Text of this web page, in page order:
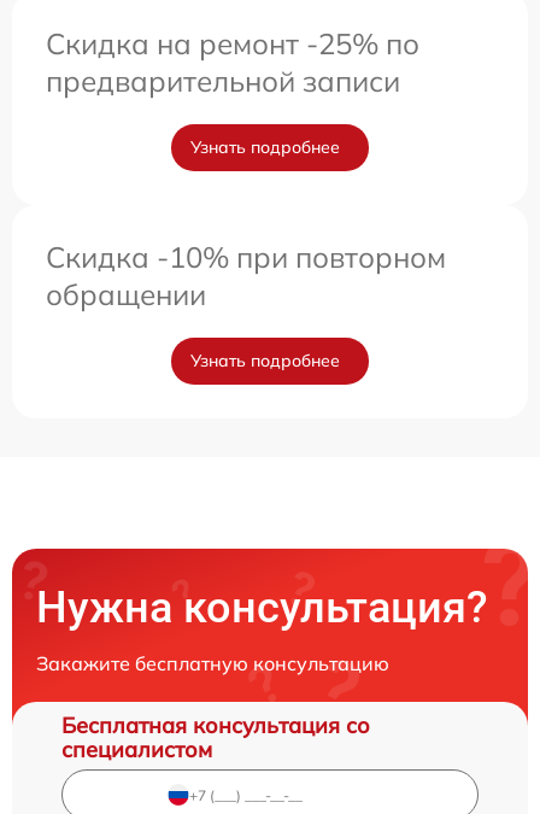
Скидка на ремонт -25% по
предварительной записи
Узнать подробнее
Скидка -10% при повторном
обращении
Узнать подробнее
Нужна консультация?
Закажите бесплатную консультацию
Бесплатная консультация со
специалистом